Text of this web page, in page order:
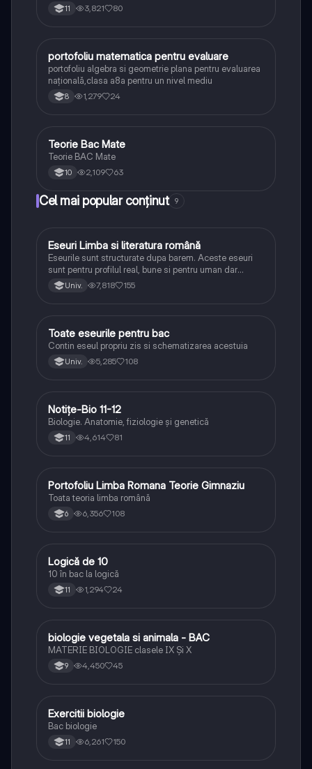
11 3,821 80
Matematică
portofoliu matematica pentru evaluare
portofoliu algebra si geometrie plana pentru evaluarea
națională,clasa a8a pentru un nivel mediu
8 1,279 24
Matematică
Teorie Bac Mate
Teorie BAC Mate
10 2,109 63
Cel mai popular conținut 9
Limba și literatura română
Eseuri Limba si literatura română
Eseurile sunt structurate dupa barem. Aceste eseuri
sunt pentru profilul real, bune si pentru uman dar
lipsesc relatiile dintre personaje si caracrerizarile.
Univ. 7,818 155
Limba și literatura română
Toate eseurile pentru bac
Contin eseul propriu zis si schematizarea acestuia
Univ. 5,285 108
Biologie
Notițe-Bio 11-12
Biologie. Anatomie, fiziologie și genetică
11 4,614 81
Limba și literatura română
Portofoliu Limba Romana Teorie Gimnaziu
Toata teoria limba română
6 6,356 108
Logică
Logică de 10
10 în bac la logică
11 1,294 24
Biologie
biologie vegetala si animala - BAC
MATERIE BIOLOGIE clasele IX Şi X
9 4,450 45
Biologie
Exercitii biologie
Bac biologie
11 6,261 150